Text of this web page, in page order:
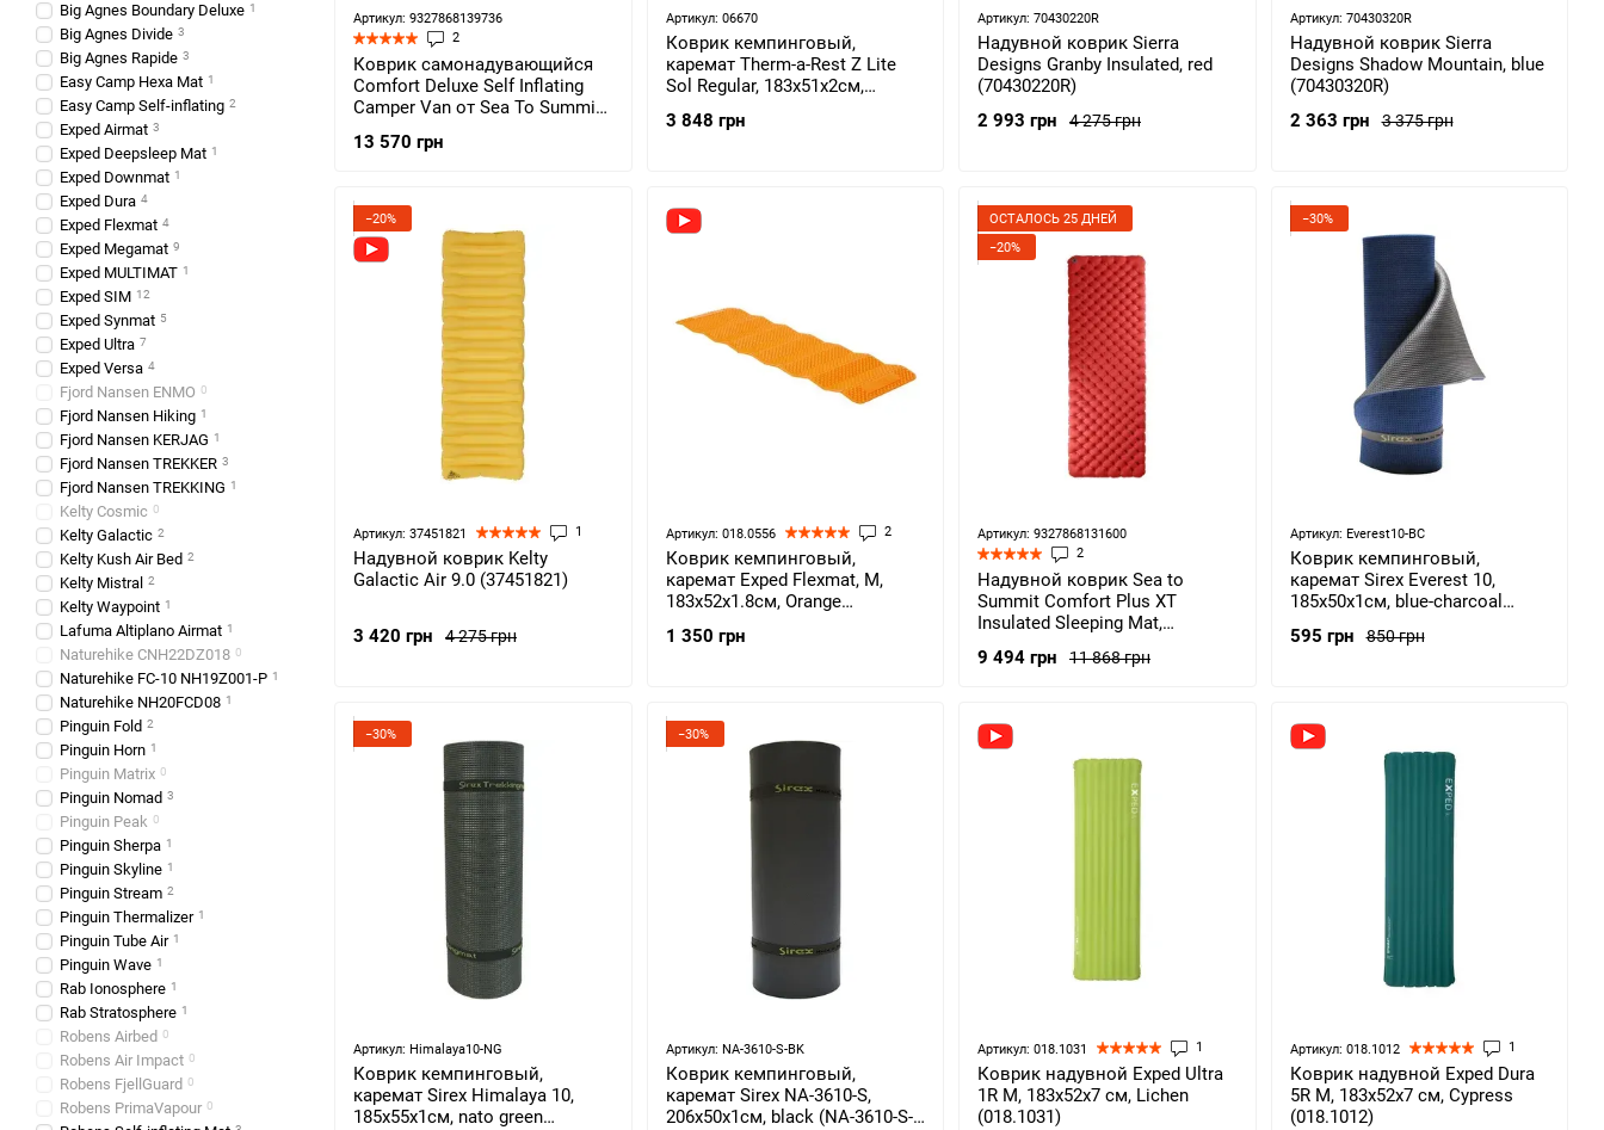
Артикул: 9327868139736
2
Коврик самонадувающийся
Comfort Deluxe Self Inflating
Camper Van от Sea To Summit,
01361608)
13 570 грн
Артикул: 06670
Коврик кемпинговый,
каремат Therm-a-Rest Z Lite
Sol Regular, 183х51х2см,
3 848 грн
Артикул: 70430220R
Надувной коврик Sierra
Designs Granby Insulated, red
(70430220R)
4 275 грн
2 993 грн
Артикул: 70430320R
Надувной коврик Sierra
Designs Shadow Mountain, blue
(70430320R)
3 375 грн
2 363 грн
−20%
Артикул: 37451821 1
Надувной коврик Kelty
Galactic Air 9.0 (37451821)
4 275 грн
3 420 грн
Артикул: 018.0556 2
Коврик кемпинговый,
каремат Exped Flexmat, M,
183x52x1.8см, Orange
1 350 грн
ОСТАЛОСЬ 25 ДНЕЙ
−20%
Артикул: 9327868131600
2
Надувной коврик Sea to
Summit Comfort Plus XT
Insulated Sleeping Mat,
AMCPINS_RL)11 868 грн
9 494 грн
−30%
Артикул: Everest10-BC
Коврик кемпинговый,
каремат Sirex Everest 10,
185x50x1см, blue-charcoal
850 грн
595 грн
−30%
Артикул: Himalaya10-NG
Коврик кемпинговый,
каремат Sirex Himalaya 10,
185x55x1см, nato green
−30%
Артикул: NA-3610-S-BK
Коврик кемпинговый,
каремат Sirex NA-3610-S,
206x50x1см, black (NA-3610-S-
Артикул: 018.1031 1
Коврик надувной Exped Ultra
1R M, 183х52х7 см, Lichen
(018.1031)
Артикул: 018.1012 1
Коврик надувной Exped Dura
5R M, 183х52х7 см, Cypress
(018.1012)
Big Agnes Boundary Deluxe 1
Big Agnes Divide 3
Big Agnes Rapide 3
Easy Camp Hexa Mat 1
Easy Camp Self-inflating 2
Exped Airmat 3
Exped Deepsleep Mat 1
Exped Downmat 1
Exped Dura 4
Exped Flexmat 4
Exped Megamat 9
Exped MULTIMAT 1
Exped SIM 12
Exped Synmat 5
Exped Ultra 7
Exped Versa 4
Fjord Nansen ENMO 0
Fjord Nansen Hiking 1
Fjord Nansen KERJAG 1
Fjord Nansen TREKKER 3
Fjord Nansen TREKKING 1
Kelty Cosmic 0
Kelty Galactic 2
Kelty Kush Air Bed 2
Kelty Mistral 2
Kelty Waypoint 1
Lafuma Altiplano Airmat 1
Naturehike CNH22DZ018 0
Naturehike FC-10 NH19Z001-P 1
Naturehike NH20FCD08 1
Pinguin Fold 2
Pinguin Horn 1
Pinguin Matrix 0
Pinguin Nomad 3
Pinguin Peak 0
Pinguin Sherpa 1
Pinguin Skyline 1
Pinguin Stream 2
Pinguin Thermalizer 1
Pinguin Tube Air 1
Pinguin Wave 1
Rab Ionosphere 1
Rab Stratosphere 1
Robens Airbed 0
Robens Air Impact 0
Robens FjellGuard 0
Robens PrimaVapour 0